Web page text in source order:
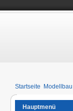
Startseite Modellbau
Hauptmenü